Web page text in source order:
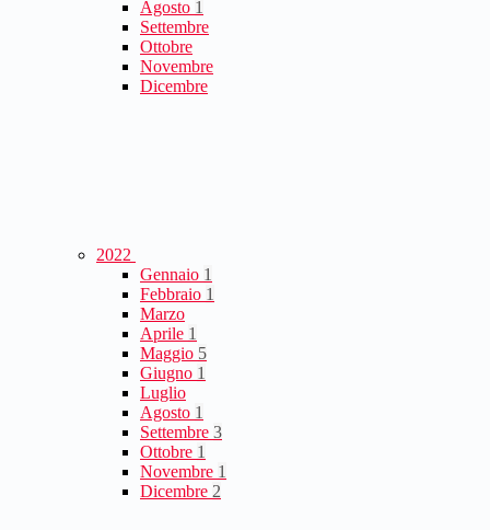
Agosto 1
Settembre
Ottobre
Novembre
Dicembre
2022
Gennaio 1
Febbraio 1
Marzo
Aprile 1
Maggio 5
Giugno 1
Luglio
Agosto 1
Settembre 3
Ottobre 1
Novembre 1
Dicembre 2